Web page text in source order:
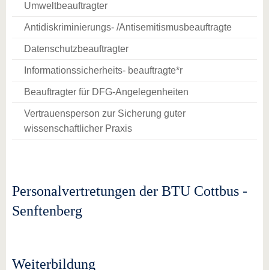
Umweltbeauftragter
Antidiskriminierungs- /Antisemitismusbeauftragte
Datenschutzbeauftragter
Informationssicherheits- beauftragte*r
Beauftragter für DFG-Angelegenheiten
Vertrauensperson zur Sicherung guter
wissenschaftlicher Praxis
Personalvertretungen der BTU Cottbus -
Senftenberg
Weiterbildung